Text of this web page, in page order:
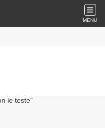
MENU